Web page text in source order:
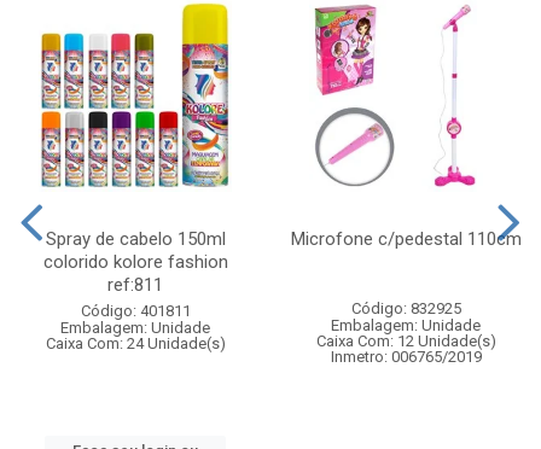
Spray de cabelo 150ml
colorido kolore fashion
ref:811
Código: 401811
Embalagem: Unidade
Caixa Com: 24 Unidade(s)
Microfone c/pedestal 110cm
Código: 832925
Embalagem: Unidade
Caixa Com: 12 Unidade(s)
Inmetro: 006765/2019